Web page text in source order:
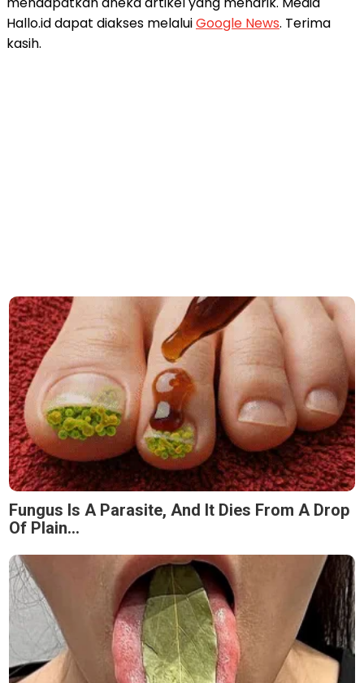
Hallo.id dapat diakses melaluiGoogle News. Terima
kasih.
Fungus Is A Parasite, And It Dies From A Drop
Of Plain...